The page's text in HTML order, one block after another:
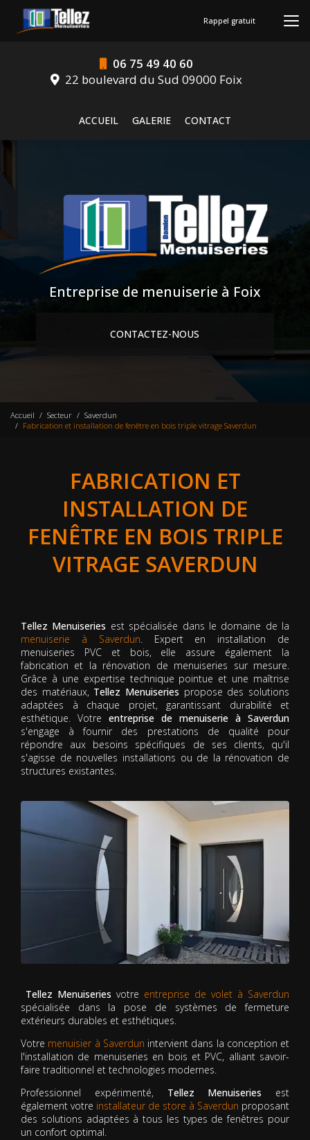
contenu
06 75 49 40 60
22 boulevard du Sud 09000 Foix
ACCUEIL
GALERIE CONTACT
Rappel gratuit
Entreprise de menuiserie à Foix
CONTACTEZ-NOUS
Accueil Secteur
Saverdun
Fabrication et installation de fenêtre en bois triple vitrage Saverdun
FABRICATION ET
INSTALLATION DE
FENÊTRE EN BOIS TRIPLE
VITRAGE SAVERDUN
Tellez Menuiseries est spécialisée dans le domaine de la
menuiserie à Saverdun. Expert en installation de
menuiseries PVC et bois, elle assure également la
fabrication et la rénovation de menuiseries sur mesure.
Grâce à une expertise technique pointue et une maîtrise
des matériaux, Tellez Menuiseries propose des solutions
adaptées à chaque projet, garantissant durabilité et
esthétique. Votre entreprise de menuiserie à Saverdun
s'engage à fournir des prestations de qualité pour
répondre aux besoins spécifiques de ses clients, qu'il
s'agisse de nouvelles installations ou de la rénovation de
structures existantes.
Tellez Menuiseries votre entreprise de volet à Saverdun
spécialisée dans la pose de systèmes de fermeture
extérieurs durables et esthétiques.
Votre menuisier à Saverdun intervient dans la conception et
l'installation de menuiseries en bois et PVC, alliant savoir-
faire traditionnel et technologies modernes.
Professionnel expérimenté, Tellez Menuiseries est
également votre installateur de store à Saverdun proposant
des solutions adaptées à tous les types de fenêtres pour
un confort optimal.